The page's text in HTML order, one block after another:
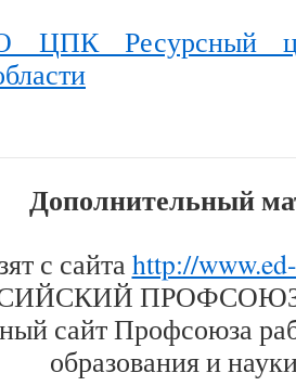
Ресурсный
Дополнительный
с сайта http://
сайт Профсоюза
образования и